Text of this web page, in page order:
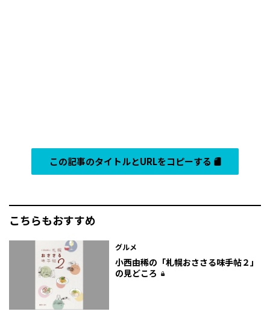
この記事のタイトルとURLをコピーする
こちらもおすすめ
グルメ
小西由稀の「札幌おささる味手帖２」
の見どころ